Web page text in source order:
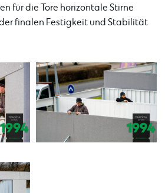
für die Tore horizontale Stirne
finalen Festigkeit und Stabilität